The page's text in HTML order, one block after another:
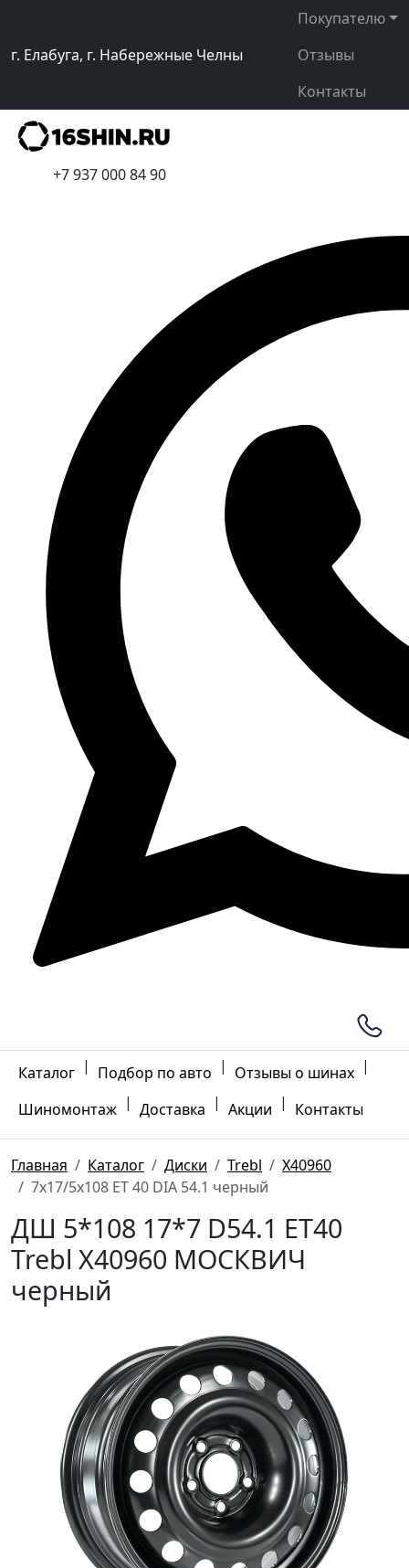
г. Елабуга, г. Набережные Челны
Покупателю
Отзывы
Контакты
+7 937 000 84 90
Каталог | Подбор по авто | Отзывы о шинах |
Шиномонтаж | Доставка | Акции | Контакты
Главная Каталог Диски Trebl
X40960
7x17/5x108 ET 40 DIA 54.1 черный
ДШ 5*108 17*7 D54.1 ET40
Trebl X40960 МОСКВИЧ
черный